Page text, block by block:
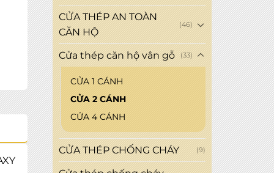
CỬA THÉP AN TOÀN
CĂN HỘ
(46)
Cửa thép căn hộ vân gỗ (33)
CỬA 1 CÁNH
CỬA 2 CÁNH
CỬA 4 CÁNH
CỬA THÉP CHỐNG CHÁY (9)